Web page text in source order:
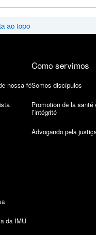
ao topo
nossa fé
da IMU
Como servimos
Somos discípulos
Promotion de la santé
l’intégrité
Advogando pela